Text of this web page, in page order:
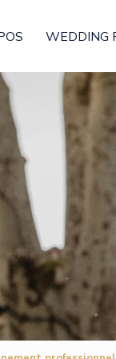
WEDDING